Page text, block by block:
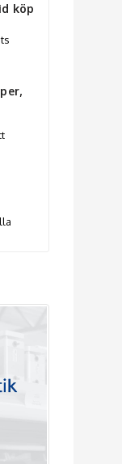
köp